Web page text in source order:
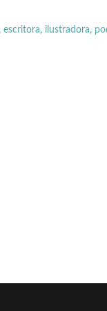
ilustradora,